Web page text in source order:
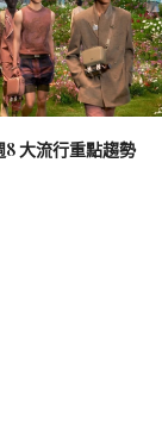
8 大流行重點趨勢